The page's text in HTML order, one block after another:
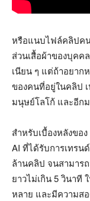
หรือแนบไฟล์คลิปคน
ส่วนเสื้อผ้าของบุคค
เนียน ๆ แต่ถ้าอยาก
ของคนที่อยู่ในคลิป
มนุษย์โลโก้ และอีก
สำหรับเบื้องหลังขอ
AI ที่ได้รับการเทร
ล้านคลิป จนสามาร
ยาวไม่เกิน 5 วินาที
หลาย และมีความส